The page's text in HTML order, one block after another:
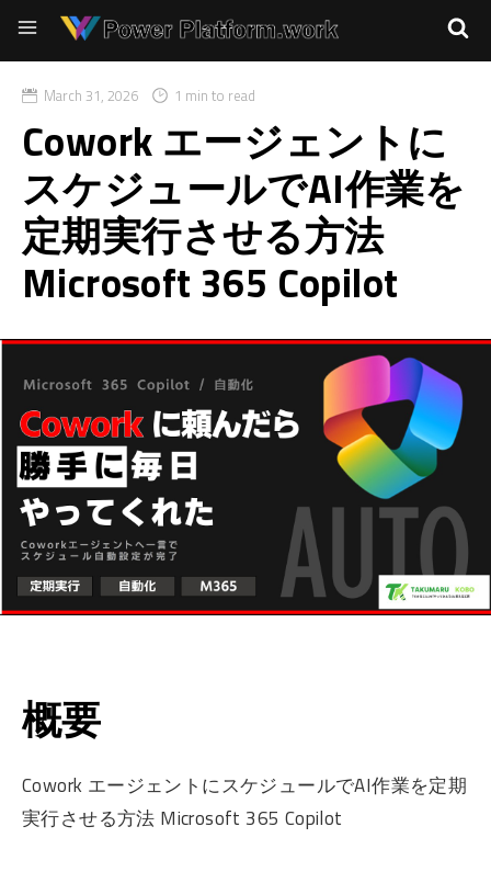
March 31, 2026 1 min to read
Cowork エージェントに
スケジュールでAI作業を
定期実行させる方法
Microsoft 365 Copilot
概要
Cowork エージェントにスケジュールでAI作業を定期
実行させる方法 Microsoft 365 Copilot